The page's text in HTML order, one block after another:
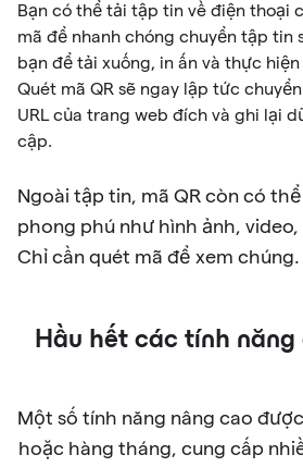
Bạn có thể tải tập tin về điện thoại
mã để nhanh chóng chuyển tập tin
bạn để tải xuống, in ấn và thực
Quét mã QR sẽ ngay lập tức
URL của trang web đích và ghi lại
cập.
Ngoài tập tin, mã QR còn có
phong phú như hình ảnh, video,
Chỉ cần quét mã để xem chúng.
Hầu hết các tính năng
Một số tính năng nâng cao
hoặc hàng tháng, cung cấp